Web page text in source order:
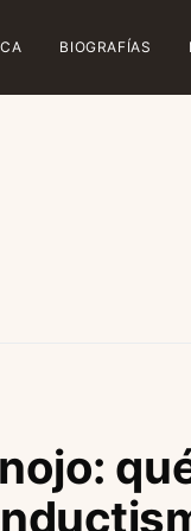
BIOGRAFÍAS